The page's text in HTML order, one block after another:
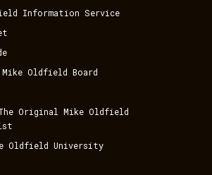
Information Service
Mike Oldfield Board
Original Mike Oldfield
Oldfield University